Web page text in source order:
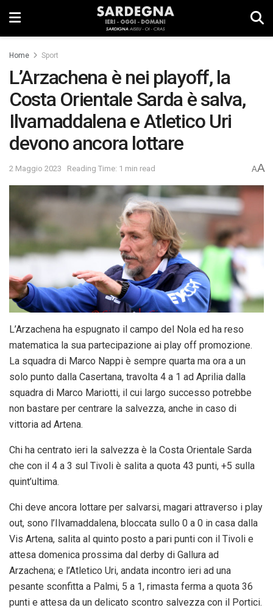
Home Sport
L’Arzachena è nei playoff, la
Costa Orientale Sarda è salva,
Ilvamaddalena e Atletico Uri
devono ancora lottare
2 Maggio 2023 Reading Time: 1 min read AA
L’Arzachena ha espugnato il campo del Nola ed ha reso
matematica la sua partecipazione ai play off promozione.
La squadra di Marco Nappi è sempre quarta ma ora a un
solo punto dalla Casertana, travolta 4 a 1 ad Aprilia dalla
squadra di Marco Mariotti, il cui largo successo potrebbe
non bastare per centrare la salvezza, anche in caso di
vittoria ad Artena.
Chi ha centrato ieri la salvezza è la Costa Orientale Sarda
che con il 4 a 3 sul Tivoli è salita a quota 43 punti, +5 sulla
quint’ultima.
Chi deve ancora lottare per salvarsi, magari attraverso i play
out, sono l’Ilvamaddalena, bloccata sullo 0 a 0 in casa dalla
Vis Artena, salita al quinto posto a pari punti con il Tivoli e
attesa domenica prossima dal derby di Gallura ad
Arzachena; e l’Atletico Uri, andata incontro ieri ad una
pesante sconfitta a Palmi, 5 a 1, rimasta ferma a quota 36
punti e attesa da un delicato scontro salvezza con il Portici.